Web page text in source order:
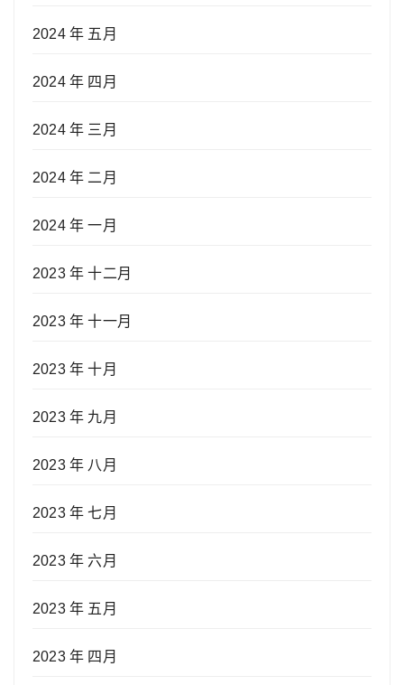
2024 年 五月
2024 年 四月
2024 年 三月
2024 年 二月
2024 年 一月
2023 年 十二月
2023 年 十一月
2023 年 十月
2023 年 九月
2023 年 八月
2023 年 七月
2023 年 六月
2023 年 五月
2023 年 四月